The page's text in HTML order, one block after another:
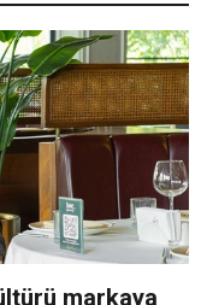
markaya